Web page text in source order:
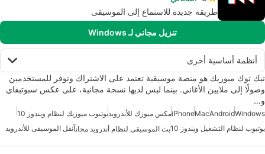
طريقة جديدة للاستماع إلى الموسيقى
تنزيل مجاني لـ Windows
أنظمة أساسية أخرى
تيك توك ميوزيك هو منصة موسيقية تعتمد على الاشتراك وتوفر للمستخدمين
وصولًا إلى ملايين الأغاني. بينما ليس لديها نسخة مجانية، على عكس سبوتيفاي
و…
Windows
Android
Mac
iPhoneمكس ميوزك للأندرويديوتيوب ميوزيك لنظام ويندوز 10
يوتيوب لنظام التشغيل ويندوز 10
بث الموسيقى لنظام أندرويد مجاناًنقل الموسيقى للأندرويد